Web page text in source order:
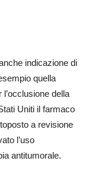
indicazione di
quella
della
Uniti il farmaco
a revisione
l’uso
antitumorale.